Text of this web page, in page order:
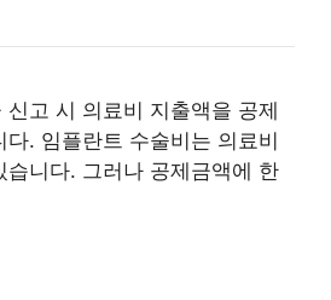
고 시 의료비 지출액을 공제
. 임플란트 수술비는 의료비
습니다. 그러나 공제금액에 한